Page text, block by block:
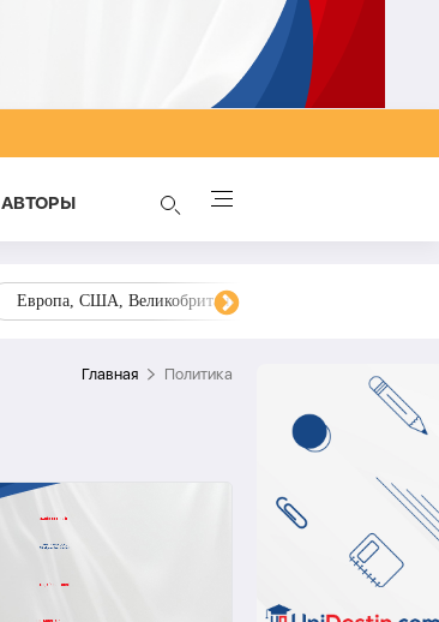
AВТОРЫ
Европа, США, Великобритания, Украина, Запад,
Главная Политика